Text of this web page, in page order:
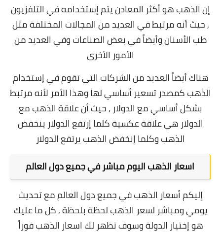
إن الذهب هو أكثر المعادن يتم إستخدامه في التلفزيون
, حيث أنه مرتبط في العديد من المجالات المختلفة مثل
طب الأسنان وأيضاً في بعض الصناعات وفي العديد من
الأمور الأخرى
هناك أيضاً العديد من الشركات التي تقوم في إستخدام
الذهب كمصدر تسعير أساسي لها وهذا الأمر لأنه مرتبط
بشكل أساسي مع الدولار , حيث أن علاقة الذهب مع
الدولار هي علاقة عكسية كلما إرتفع الدولار ينخفض
الذهب وكلما إنخفض الذهب يرتفع الدولار
اسعار الذهب اليوم مباشر في جميع دول العالم
إليكم أسعار الذهب في جميع دول العالم مع تحديث
يومي ومباشر لسعر الذهب لحظة بلحظة , كل ما عليك
هو إختيار الدولة وسوف تظهر لك اسعار الذهب فوراً